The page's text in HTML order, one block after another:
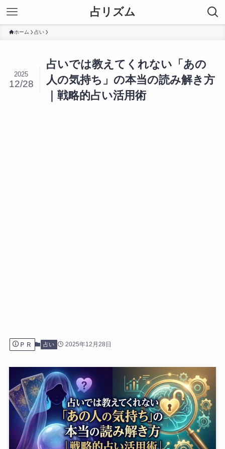
占リズム
ホーム 占い
占いでは教えてくれない「あの
人の気持ち」の本当の読み解き方
｜戦略的占い活用術
2025
12/28
ＰＲ 占い 2025年12月28日